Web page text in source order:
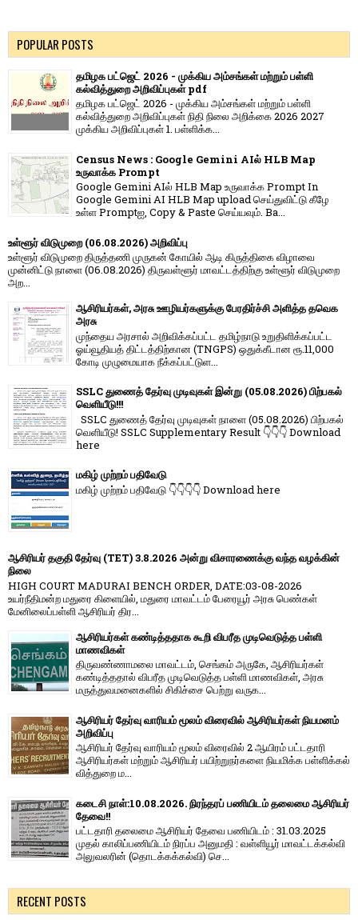
POPULAR POSTS
தமிழக பட்ஜெட் 2026 - முக்கிய அம்சங்கள் மற்றும் பள்ளி
கல்வித்துறை அறிவிப்புகள் pdf
தமிழக பட்ஜெட் 2026 - முக்கிய அம்சங்கள் மற்றும் பள்ளி
கல்வித்துறை அறிவிப்புகள் நிதி நிலை அறிக்கை 2026 2027
முக்கிய அறிவிப்புகள் 1. பள்ளிக்க...
Census News : Google Gemini AIல் HLB Map
உருவாக்க Prompt
Google Gemini AIல் HLB Map உருவாக்க Prompt In
Google Gemini AI HLB Map upload செய்துவிட்டு கீழே
உள்ள Promptஐ, Copy & Paste செய்யவும். Ba...
உள்ளூர் விடுமுறை (06.08.2026) அறிவிப்பு
உள்ளூர் விடுமுறை திருத்தணி முருகன் கோயில் ஆடி கிருத்திகை விழாவை
முன்னிட்டு நாளை (06.08.2026) திருவள்ளூர் மாவட்டத்திற்கு உள்ளூர் விடுமுறை
அற...
ஆசிரியர்கள், அரசு ஊழியர்களுக்கு பேரதிர்ச்சி அளித்த தவெக
அரசு
முந்தைய அரசால் அறிவிக்கப்பட்ட தமிழ்நாடு உறுதிளிக்கப்பட்ட
ஓய்வூதியத் திட்டத்திற்கான (TNGPS) ஒதுக்கீடான ரூ.11,000
கோடி முழுமையாக நீக்கப்பட்டுள...
SSLC துணைத் தேர்வு முடிவுகள் இன்று (05.08.2026) பிற்பகல்
வெளியீடு!!!
SSLC துணைத் தேர்வு முடிவுகள் நாளை (05.08.2026) பிற்பகல்
வெளியீடு! SSLC Supplementary Result 👇👇👇 Download
here
மகிழ் முற்றம் பதிவேடு
மகிழ் முற்றம் பதிவேடு 👇👇👇👇 Download here
ஆசிரியர் தகுதி தேர்வு (TET) 3.8.2026 அன்று விசாரணைக்கு வந்த வழக்கின்
நிலை
HIGH COURT MADURAI BENCH ORDER, DATE:03-08-2026
உயர்நீதிமன்ற மதுரை கிளையில், மதுரை மாவட்டம் பேரையூர் அரசு பெண்கள்
மேனிலைப்பள்ளி ஆசிரியர் திர...
ஆசிரியர்கள் கண்டித்ததாக கூறி விபரீத முடிவெடுத்த பள்ளி
மாணவிகள்
திருவண்ணாமலை மாவட்டம், செங்கம் அருகே, ஆசிரியர்கள்
கண்டித்ததால் விபரீத முடிவெடுத்த பள்ளி மாணவிகள், அரசு
மருத்துவமனைகளில் சிகிச்சை பெற்று வருக...
ஆசிரியர் தேர்வு வாரியம் மூலம் விரைவில் ஆசிரியர்கள் நியமனம்
அறிவிப்பு
ஆசிரியர் தேர்வு வாரி​யம் மூலம் விரை​வில் 2 ஆயிரம் பட்​ட​தாரி
ஆசிரியர்​கள் மற்​றும் ஆசிரியர் பயிற்றுநர்​களை நியமிக்க பள்​ளிக்​கல்​
வித்​துறை ம...
கடைசி நாள்:10.08.2026. நிரந்தரப் பணியிடம் தலைமை ஆசிரியர்
தேவை!!
பட்டதாரி தலைமை ஆசிரியர் தேவை பணியிடம் : 31.03.2025
முதல் காலிப்பணியிடம் நிரப்ப அனுமதி : வள்ளியூர் மாவட்டக்கல்வி
அலுவலரின் (தொடக்கக்கல்வி) செ...
RECENT POSTS